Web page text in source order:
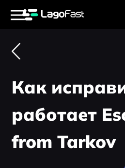
Как
работает
from Tarkov